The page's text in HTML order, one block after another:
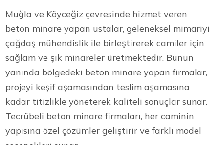
Muğla ve Köyceğiz çevresinde hizmet veren
beton minare yapan ustalar, geleneksel mimariyi
çağdaş mühendislik ile birleştirerek camiler için
sağlam ve şık minareler üretmektedir. Bunun
yanında bölgedeki beton minare yapan firmalar,
projeyi keşif aşamasından teslim aşamasına
kadar titizlikle yöneterek kaliteli sonuçlar sunar.
Tecrübeli beton minare firmaları, her caminin
yapısına özel çözümler geliştirir ve farklı model